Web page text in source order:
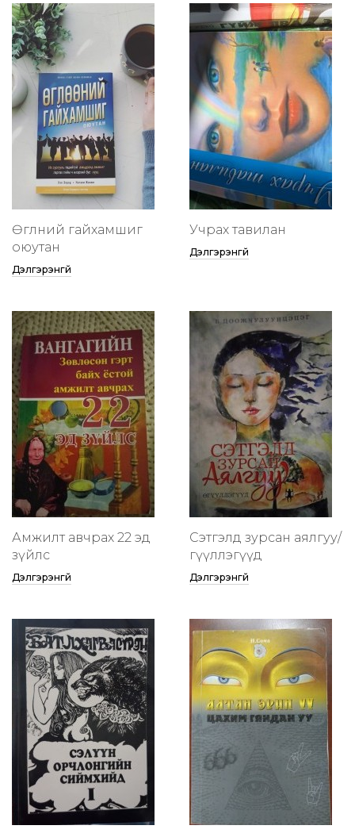
Өглөөний гайхамшиг
оюутан
Дэлгэрэнгүй
Учрах тавилан
Дэлгэрэнгүй
Амжилт авчрах 22 эд
зүйлс
Дэлгэрэнгүй
Сэтгэлд зурсан аялгуу/
өгүүллэгүүд
Дэлгэрэнгүй